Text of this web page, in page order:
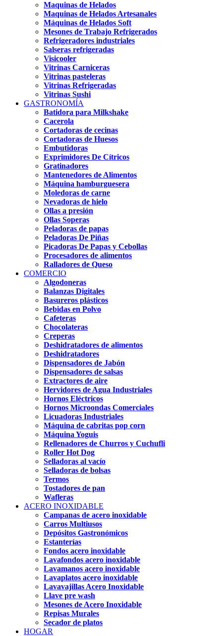
Maquinas de Helados
Maquinas de Helados Artesanales
Máquinas de Helados Soft
Mesones de Trabajo Refrigerados
Refrigeradores industriales
Salseras refrigeradas
Visicooler
Vitrinas Carniceras
Vitrinas pasteleras
Vitrinas Refrigeradas
Vitrinas Sushi
GASTRONOMÍA
Batidora para Milkshake
Cacerola
Cortadoras de cecinas
Cortadoras de Huesos
Embutidoras
Exprimidores De Cítricos
Gratinadores
Mantenedores de Alimentos
Máquina hamburguesera
Moledoras de carne
Nevadoras de hielo
Ollas a presión
Ollas Soperas
Peladoras de papas
Peladoras De Piñas
Picadoras De Papas y Cebollas
Procesadores de alimentos
Ralladores de Queso
COMERCIO
Algodoneras
Balanzas Digitales
Basureros plásticos
Bebidas en Polvo
Cafeteras
Chocolateras
Creperas
Deshidratadores de alimentos
Deshidratadores
Dispensadores de Jabón
Dispensadores de salsas
Extractores de aire
Hervidores de Agua Industriales
Hornos Eléctricos
Hornos Microondas Comerciales
Licuadoras Industriales
Máquina de cabritas pop corn
Máquina Yoguis
Rellenadores de Churros y Cuchufli
Roller Hot Dog
Selladoras al vacío
Selladoras de bolsas
Termos
Tostadores de pan
Wafleras
ACERO INOXIDABLE
Campanas de acero inoxidable
Carros Multiusos
Depósitos Gastronómicos
Estanterías
Fondos acero inoxidable
Lavafondos acero inoxidable
Lavamanos acero inoxidable
Lavaplatos acero inoxidable
Lavavajillas Acero Inoxidable
Llave pre wash
Mesones de Acero Inoxidable
Repisas Murales
Secador de platos
HOGAR